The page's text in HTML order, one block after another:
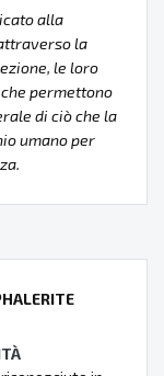
alla
la
le loro
permettono
di ciò che la
umano per